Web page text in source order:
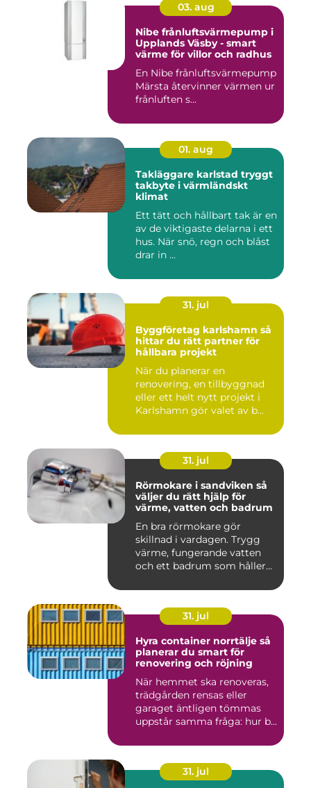
03. aug
Nibe frånluftsvärmepump i
Upplands Väsby - smart
värme för villor och radhus
En Nibe frånluftsvärmepump
Märsta återvinner värmen ur
frånluften s...
01. aug
Takläggare karlstad tryggt
takbyte i värmländskt
klimat
Ett tätt och hållbart tak är en
av de viktigaste delarna i ett
hus. När snö, regn och blåst
drar in ...
31. jul
Byggföretag karlshamn så
hittar du rätt partner för
hållbara projekt
När du planerar en
renovering, en tillbyggnad
eller ett helt nytt projekt i
Karlshamn gör valet av b...
31. jul
Rörmokare i sandviken så
väljer du rätt hjälp för
värme, vatten och badrum
En bra rörmokare gör
skillnad i vardagen. Trygg
värme, fungerande vatten
och ett badrum som håller
31. jul
Hyra container norrtälje så
planerar du smart för
renovering och röjning
När hemmet ska renoveras,
trädgården rensas eller
garaget äntligen tömmas
uppstår samma fråga: hur b...
31. jul